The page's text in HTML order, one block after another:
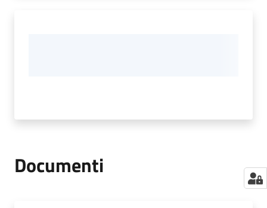
Documenti